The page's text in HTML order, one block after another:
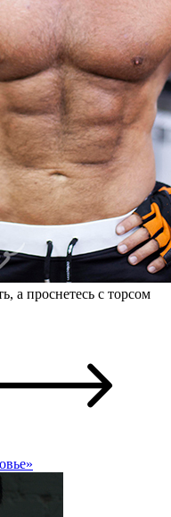
а проснетесь с торсом